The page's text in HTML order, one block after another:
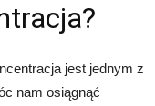
jest jednym z
nam osiągnąć